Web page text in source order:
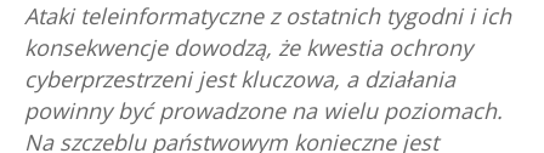
Ataki teleinformatyczne z ostatnich tygodni i ich
konsekwencje dowodzą, że kwestia ochrony
cyberprzestrzeni jest kluczowa, a działania
powinny być prowadzone na wielu poziomach.
Na szczeblu państwowym konieczne jest